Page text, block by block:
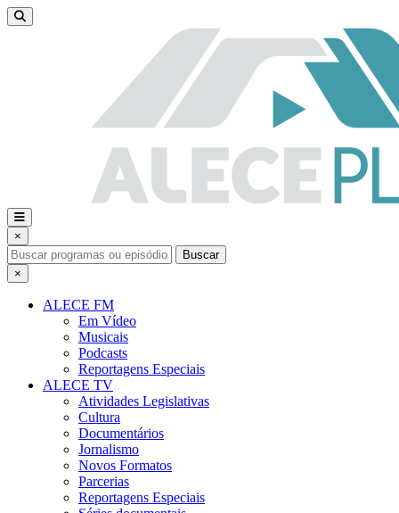
×
Buscar
×
ALECE FM
Em Vídeo
Musicais
Podcasts
Reportagens Especiais
ALECE TV
Atividades Legislativas
Cultura
Documentários
Jornalismo
Novos Formatos
Parcerias
Reportagens Especiais